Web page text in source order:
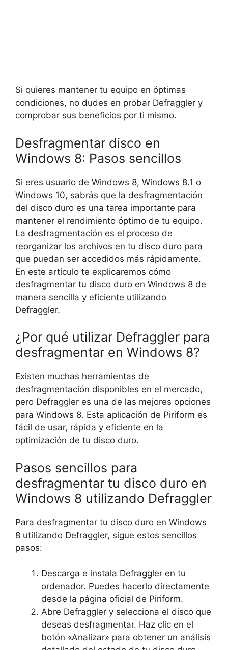
Si quieres mantener tu equipo en óptimas
condiciones, no dudes en probar Defraggler y
comprobar sus beneficios por ti mismo.
Desfragmentar disco en
Windows 8: Pasos sencillos
Si eres usuario de Windows 8, Windows 8.1 o
Windows 10, sabrás que la desfragmentación
del disco duro es una tarea importante para
mantener el rendimiento óptimo de tu equipo.
La desfragmentación es el proceso de
reorganizar los archivos en tu disco duro para
que puedan ser accedidos más rápidamente.
En este artículo te explicaremos cómo
desfragmentar tu disco duro en Windows 8 de
manera sencilla y eficiente utilizando
Defraggler.
¿Por qué utilizar Defraggler para
desfragmentar en Windows 8?
Existen muchas herramientas de
desfragmentación disponibles en el mercado,
pero Defraggler es una de las mejores opciones
para Windows 8. Esta aplicación de Piriform es
fácil de usar, rápida y eficiente en la
optimización de tu disco duro.
Pasos sencillos para
desfragmentar tu disco duro en
Windows 8 utilizando Defraggler
Para desfragmentar tu disco duro en Windows
8 utilizando Defraggler, sigue estos sencillos
pasos:
Descarga e instala Defraggler en tu
ordenador. Puedes hacerlo directamente
desde la página oficial de Piriform.
Abre Defraggler y selecciona el disco que
deseas desfragmentar. Haz clic en el
botón «Analizar» para obtener un análisis